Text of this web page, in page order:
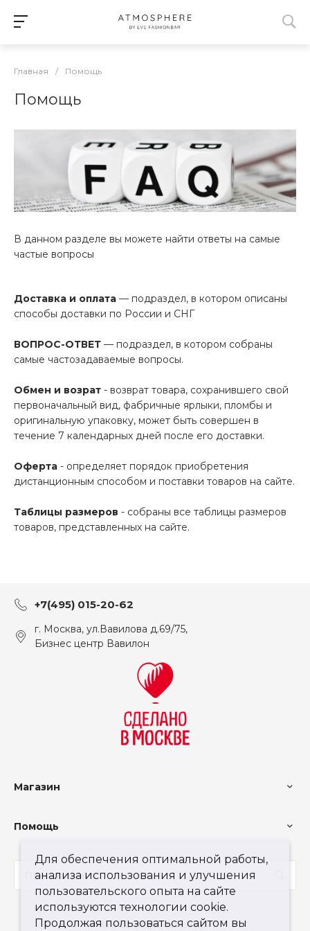
Главная / Помощь
Помощь
В данном разделе вы можете найти ответы на самые
частые вопросы
Доставка и оплата — подраздел, в котором описаны
способы доставки по России и СНГ
ВОПРОС-ОТВЕТ — подраздел, в котором собраны
самые частозадаваемые вопросы.
Обмен и возрат - возврат товара, сохранившего свой
первоначальный вид, фабричные ярлыки, пломбы и
оригинальную упаковку, может быть совершен в
течение 7 календарных дней после его доставки.
Оферта - определяет порядок приобретения
дистанционным способом и поставки товаров на сайте.
Таблицы размеров - собраны все таблицы размеров
товаров, представленных на сайте.
+7(495) 015-20-62
г. Москва, ул.Вавилова д.69/75,
Бизнес центр Вавилон
Магазин
Помощь
Мы в социальных сетях
Для обеспечения оптимальной работы,
анализа использования и улучшения
пользовательского опыта на сайте
используются технологии cookie.
Продолжая пользоваться сайтом вы